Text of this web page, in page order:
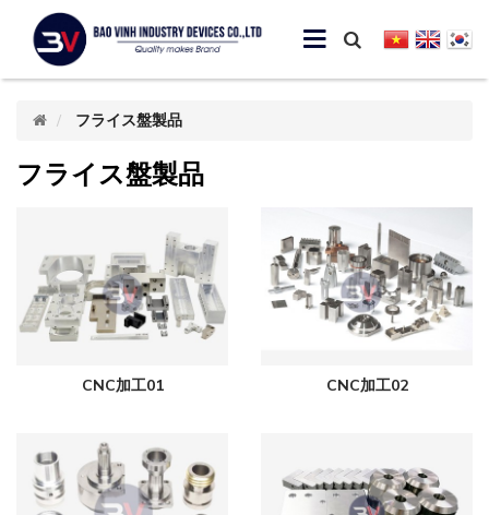
フライス盤製品
フライス盤製品
CNC加工01 CNC加工02